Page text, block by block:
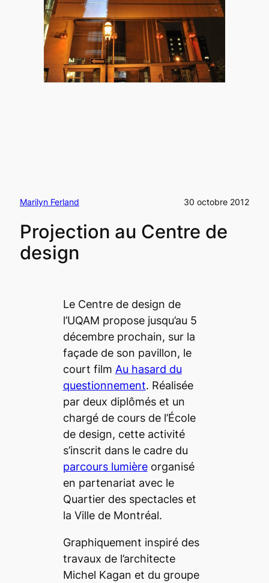
Marilyn Ferland 30 octobre 2012
Projection au Centre de
design
Le Centre de design de
l’UQAM propose jusqu’au 5
décembre prochain, sur la
façade de son pavillon, le
court film Au hasard du
questionnement. Réalisée
par deux diplômés et un
chargé de cours de l’École
de design, cette activité
s’inscrit dans le cadre du
parcours lumièreorganisé
en partenariat avec le
Quartier des spectacles et
la Ville de Montréal.
Graphiquement inspiré des
travaux de l’architecte
Michel Kagan et du groupe